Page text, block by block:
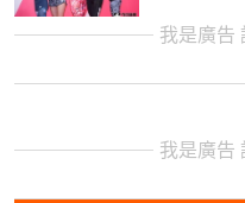
我是廣告
我是廣告